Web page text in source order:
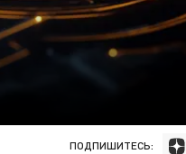
ПОДПИШИТЕСЬ: